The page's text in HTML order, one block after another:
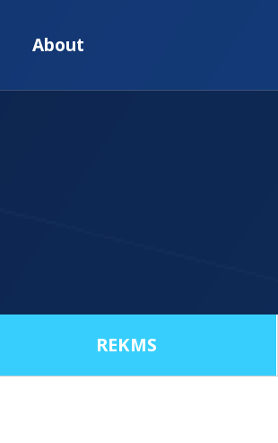
About
REKMS